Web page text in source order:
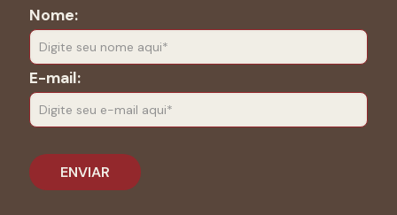
Nome:
E-mail: